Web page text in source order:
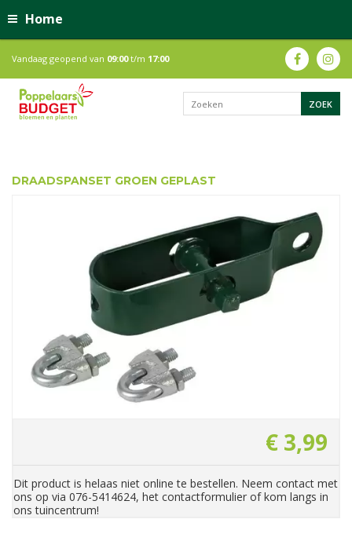
Home
Vandaag geopend van 09:00t/m 17:00
DRAADSPANSET GROEN GEPLAST
€ 3,99
Dit product is helaas niet online te bestellen. Neem contact met
ons op via 076-5414624, het contactformulier of kom langs in
ons tuincentrum!